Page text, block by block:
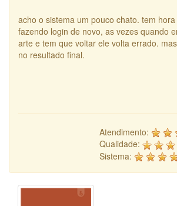
acho o sistema um pouco chato. tem
fazendo login de novo, as vezes quando
arte e tem que voltar ele volta errado.
no resultado final.
Atendimento:
Qualidade:
Sistema: